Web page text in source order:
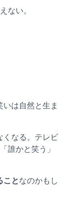
ない。
は自然と生ま
くなる。テレビ
誰かと笑う」
ことなのかもし